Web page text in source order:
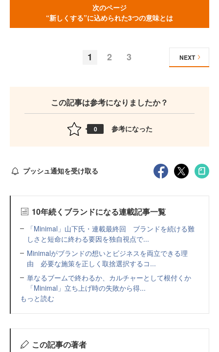
次のページ
“新しくする”に込められた3つの意味とは
1 2 3 NEXT
この記事は参考になりましたか？
0 参考になった
プッシュ通知を受け取る
10年続くブランドになる連載記事一覧
「Minimal」山下氏・連載最終回 ブランドを続ける難
しさと短命に終わる要因を独自視点で...
Minimalがブランドの想いとビジネスを両立できる理
由 必要な施策を正しく取捨選択するコ...
単なるブームで終わるか、カルチャーとして根付くか
「Minimal」立ち上げ時の失敗から得...
もっと読む
この記事の著者